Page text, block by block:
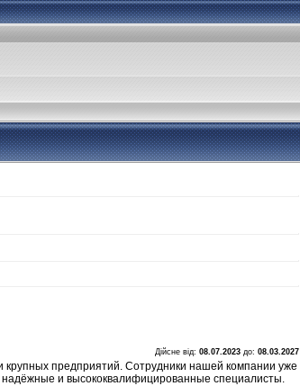
Дійсне від: 08.07.2023 до: 08.03.2027
предприятий. Сотрудники нашей компании уже
и высококвалифицированные специалисты.